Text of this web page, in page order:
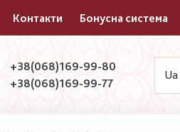
Контакти Бонусна система
+38(068)169-99-80
+38(068)169-99-77
Ua